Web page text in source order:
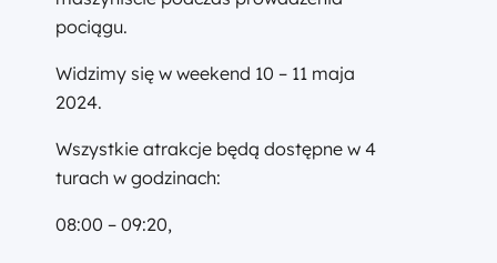
pociągu.
Widzimy się w weekend 10 – 11 maja
2024.
Wszystkie atrakcje będą dostępne w 4
turach w godzinach:
08:00 – 09:20,